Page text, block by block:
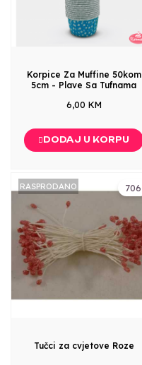
Korpice Za Muffine 50kom
5cm - Plave Sa Tufnama
6,00 KM
DODAJ U KORPU
706
RASPRODANO
Tučci za cvjetove Roze